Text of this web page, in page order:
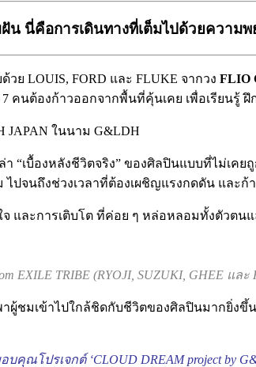
น นี่คือการเดินทางที่เต็มไปด้วยความ
ย LOUIS, FORD และ FLUKE จากวง FLIO
7 คนต้องก้าวออกจากพื้นที่คุ้นเคย เพื่อเรีย
“เบื้องหลังชีวิตจริง” ของศิลปินแบบที่ไม่เค
จนถึงช่วงเวลาที่ต้องเผชิญแรงกดดัน และก้
และการเติบโต ที่ค่อย ๆ หล่อหลอมทั้งตัวต
EXILE TRIBE (RYOJI, SUZUKI, GHEE และ
พาผู้ชมเข้าไปใกล้ชิดกับชีวิตของศิลปินมาก
บคุณโปรเจกต์ ‘CLOUD DREAM project by